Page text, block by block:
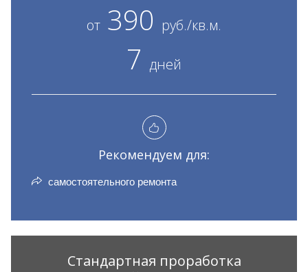
от 390 руб./кв.м.
7 дней
Рекомендуем для:
самостоятельного ремонта
Стандартная проработка